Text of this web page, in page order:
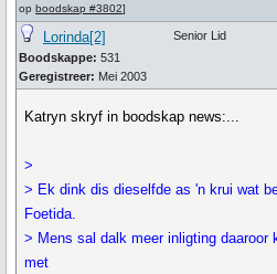
op boodskap #3802]
Lorinda[2]
Boodskappe: 531
Geregistreer: Mei 2003
Senior Lid
Katryn skryf in boodskap news:...
>
> Ek dink dis dieselfde as 'n krui wat
Foetida.
> Mens sal dalk meer inligting daaroor
met